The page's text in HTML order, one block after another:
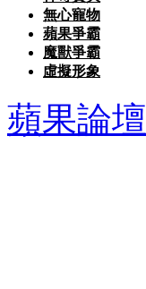
無心寵物
蘋果爭霸
魔獸爭霸
虛擬形象
蘋果論壇